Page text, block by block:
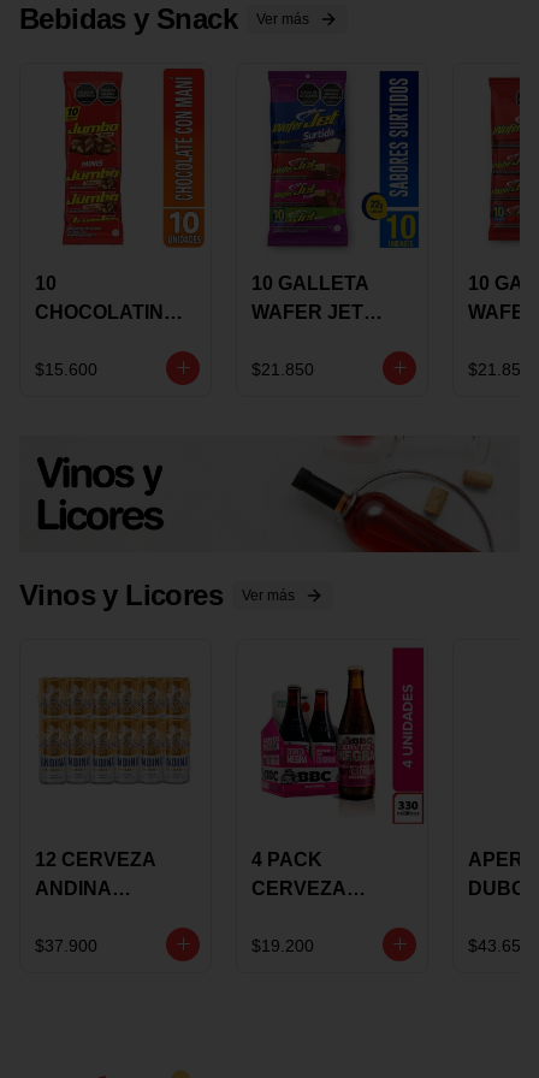
Bebidas y Snack Ver más
10
CHOCOLATINA
17 GRS
$15.600
10 GALLETA
WAFER JET
GRS
$21.850
10
GRS
$21.850
Vinos y Licores Ver más
12 CERVEZA
ANDINA
LATON
$37.900
4 PACK
CERVEZA
ROSE BBC
$19.200
VINO
$43.650